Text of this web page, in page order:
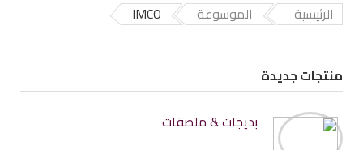
الرئيسية الموسوعة IMCO
منتجات جديدة
بديجات & ملصقات